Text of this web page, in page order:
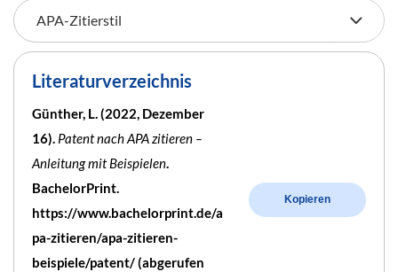
Literaturverzeichnis
Günther, L. (2022, Dezember
16). Patent nach APA zitieren –
Anleitung mit Beispielen.
BachelorPrint.
https://www.bachelorprint.de/a
pa-zitieren/apa-zitieren-
beispiele/patent/ (abgerufen
Kopieren